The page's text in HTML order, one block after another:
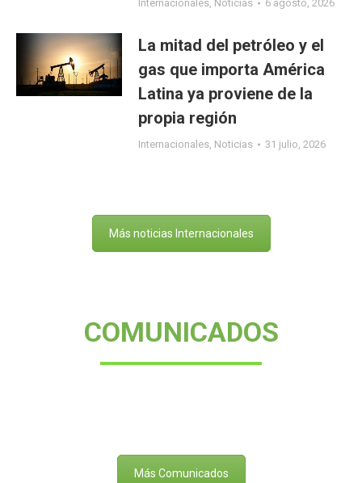
Internacionales, Noticias 6 agosto, 2026
La mitad del petróleo y el
gas que importa América
Latina ya proviene de la
propia región
Internacionales, Noticias 31 julio, 2026
Más noticias Internacionales
COMUNICADOS
Más Comunicados